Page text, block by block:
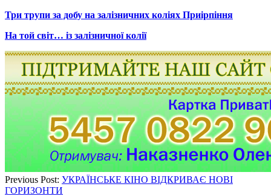
Три трупи за добу на залізничних коліях Приірпіння
На той світ… із залізничної колії
Previous Post: УКРАЇНСЬКЕ КІНО ВІДКРИВАЄ НОВІ
ГОРИЗОНТИ